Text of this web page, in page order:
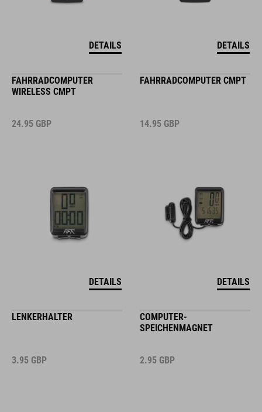
DETAILS DETAILS
FAHRRADCOMPUTER
WIRELESS CMPT
24.95 GBP
DETAILS
FAHRRADCOMPUTER CMPT
14.95 GBP
DETAILS
LENKERHALTER
3.95 GBP
COMPUTER-
SPEICHENMAGNET
2.95 GBP